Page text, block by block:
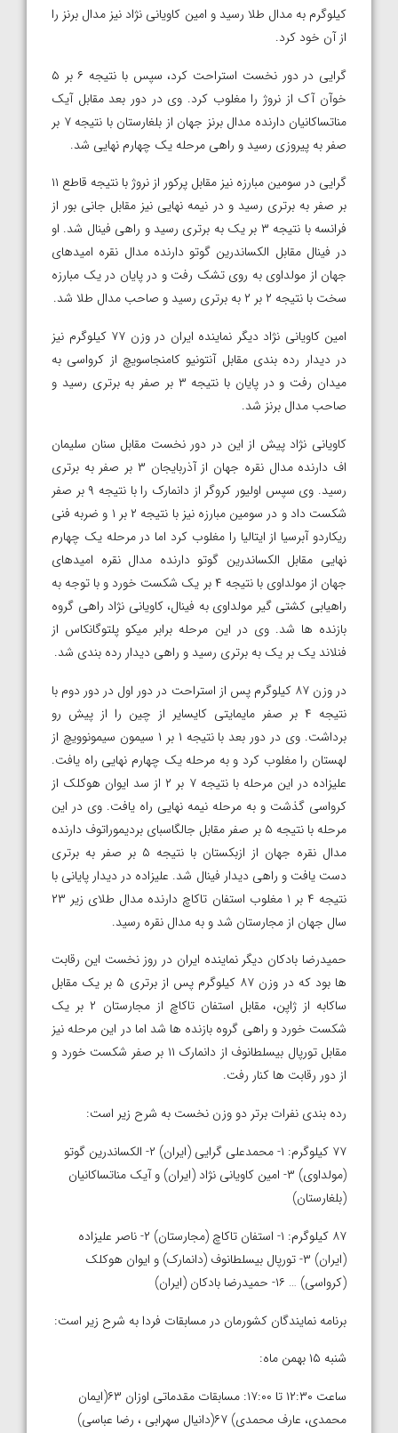
کیلوگرم به مدال طلا رسید و امین کاویانی نژاد نیز مدال برنز را
از آن خود کرد.
گرایی در دور نخست استراحت کرد، سپس با نتیجه ۶ بر ۵
خوآن آک از نروژ را مغلوب کرد. وی در دور بعد مقابل آیک
مناتساکانیان دارنده مدال برنز جهان از بلغارستان با نتیجه ۷ بر
صفر به پیروزی رسید و راهی مرحله یک چهارم نهایی شد.
گرایی در سومین مبارزه نیز مقابل پرکور از نروژ با نتیجه قاطع ۱۱
بر صفر به برتری رسید و در نیمه نهایی نیز مقابل جانی بور از
فرانسه با نتیجه ۳ بر یک به برتری رسید و راهی فینال شد. او
در فینال مقابل الکساندرین گوتو دارنده مدال نقره امیدهای
جهان از مولداوی به روی تشک رفت و در پایان در یک مبارزه
سخت با نتیجه ۲ بر ۲ به برتری رسید و صاحب مدال طلا شد.
امین کاویانی نژاد دیگر نماینده ایران در وزن ۷۷ کیلوگرم نیز
در دیدار رده بندی مقابل آنتونیو کامنجاسویچ از کرواسی به
میدان رفت و در پایان با نتیجه ۳ بر صفر به برتری رسید و
صاحب مدال برنز شد.
کاویانی نژاد پیش از این در دور نخست مقابل سنان سلیمان
اف دارنده مدال نقره جهان از آذربایجان ۳ بر صفر به برتری
رسید. وی سپس اولیور کروگر از دانمارک را با نتیجه ۹ بر صفر
شکست داد و در سومین مبارزه نیز با نتیجه ۲ بر ۱ و ضربه فنی
ریکاردو آبرسیا از ایتالیا را مغلوب کرد اما در مرحله یک چهارم
نهایی مقابل الکساندرین گوتو دارنده مدال نقره امیدهای
جهان از مولداوی با نتیجه ۴ بر یک شکست خورد و با توجه به
راهیابی کشتی گیر مولداوی به فینال، کاویانی نژاد راهی گروه
بازنده ها شد. وی در این مرحله برابر میکو پلتوگانکاس از
فنلاند یک بر یک به برتری رسید و راهی دیدار رده بندی شد.
در وزن ۸۷ کیلوگرم پس از استراحت در دور اول در دور دوم با
نتیجه ۴ بر صفر مایمایتی کایسایر از چین را از پیش رو
برداشت. وی در دور بعد با نتیجه ۱ بر ۱ سیمون سیمونوویچ از
لهستان را مغلوب کرد و به مرحله یک چهارم نهایی راه یافت.
علیزاده در این مرحله با نتیجه ۷ بر ۲ از سد ایوان هوکلک از
کرواسی گذشت و به مرحله نیمه نهایی راه یافت. وی در این
مرحله با نتیجه ۵ بر صفر مقابل جالگاسبای بردیموراتوف دارنده
مدال نقره جهان از ازبکستان با نتیجه ۵ بر صفر به برتری
دست یافت و راهی دیدار فینال شد. علیزاده در دیدار پایانی با
نتیجه ۴ بر ۱ مغلوب استفان تاکاچ دارنده مدال طلای زیر ۲۳
سال جهان از مجارستان شد و به مدال نقره رسید.
حمیدرضا بادکان دیگر نماینده ایران در روز نخست این رقابت
ها بود که در وزن ۸۷ کیلوگرم پس از برتری ۵ بر یک مقابل
ساکابه از ژاپن، مقابل استفان تاکاچ از مجارستان ۲ بر یک
شکست خورد و راهی گروه بازنده ها شد اما در این مرحله نیز
مقابل تورپال بیسلطانوف از دانمارک ۱۱ بر صفر شکست خورد و
از دور رقابت ها کنار رفت.
رده بندی نفرات برتر دو وزن نخست به شرح زیر است:
۷۷ کیلوگرم: ۱- محمدعلی گرایی (ایران) ۲- الکساندرین گوتو
(مولداوی) ۳- امین کاویانی نژاد (ایران) و آیک مناتساکانیان
(بلغارستان)
۸۷ کیلوگرم: ۱- استفان تاکاچ (مجارستان) ۲- ناصر علیزاده
(ایران) ۳- تورپال بیسلطانوف (دانمارک) و ایوان هوکلک
(کرواسی) … ۱۶- حمیدرضا بادکان (ایران)
برنامه نمایندگان کشورمان در مسابقات فردا به شرح زیر است:
شنبه ۱۵ بهمن ماه:
ساعت ۱۲:۳۰ تا ۱۷:۰۰: مسابقات مقدماتی اوزان ۶۳(ایمان
محمدی، عارف محمدی) ۶۷(دانیال سهرابی ، رضا عباسی)